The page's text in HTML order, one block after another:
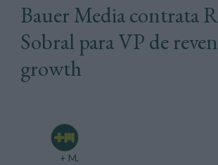
Bauer Media contrata
Sobral para VP de
growth
+ M,